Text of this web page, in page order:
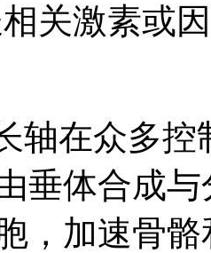
关激素或
轴在众多
垂体合成
，加速骨